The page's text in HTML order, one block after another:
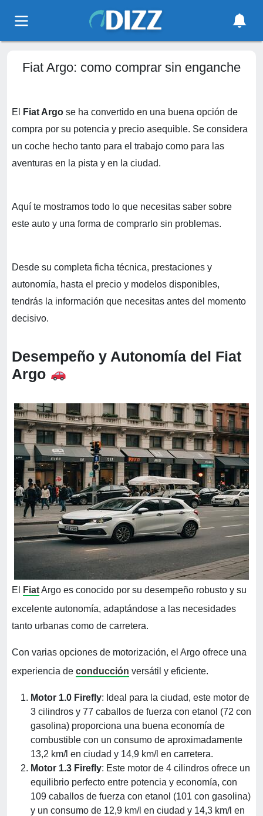
Fiat Argo: como comprar sin enganche
El Fiat Argo se ha convertido en una buena opción de
compra por su potencia y precio asequible. Se considera
un coche hecho tanto para el trabajo como para las
aventuras en la pista y en la ciudad.
Aquí te mostramos todo lo que necesitas saber sobre
este auto y una forma de comprarlo sin problemas.
Desde su completa ficha técnica, prestaciones y
autonomía, hasta el precio y modelos disponibles,
tendrás la información que necesitas antes del momento
decisivo.
Desempeño y Autonomía del Fiat
Argo
El FiatArgo es conocido por su desempeño robusto y su
excelente autonomía, adaptándose a las necesidades
tanto urbanas como de carretera.
Con varias opciones de motorización, el Argo ofrece una
experiencia de conducción versátil y eficiente.
Motor 1.0 Firefly: Ideal para la ciudad, este motor de
3 cilindros y 77 caballos de fuerza con etanol (72 con
gasolina) proporciona una buena economía de
combustible con un consumo de aproximadamente
13,2 km/l en ciudad y 14,9 km/l en carretera.
Motor 1.3 Firefly: Este motor de 4 cilindros ofrece un
equilibrio perfecto entre potencia y economía, con
109 caballos de fuerza con etanol (101 con gasolina)
y un consumo de 12,9 km/l en ciudad y 14,3 km/l en